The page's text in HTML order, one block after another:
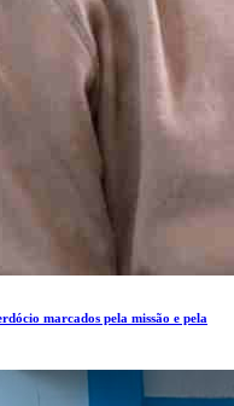
marcados pela missão e pela